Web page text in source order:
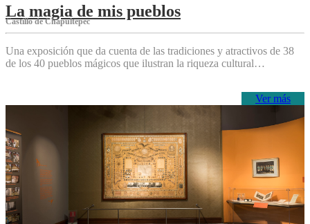
La magia de mis pueblos
Castillo de Chapultepec
Una exposición que da cuenta de las tradiciones y atractivos de 38
de los 40 pueblos mágicos que ilustran la riqueza cultural…
Ver más